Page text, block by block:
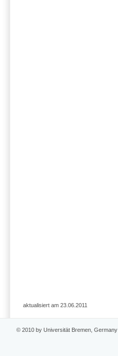
aktualisiert am 23.06.2011
© 2010 by Universität Bremen, Germany